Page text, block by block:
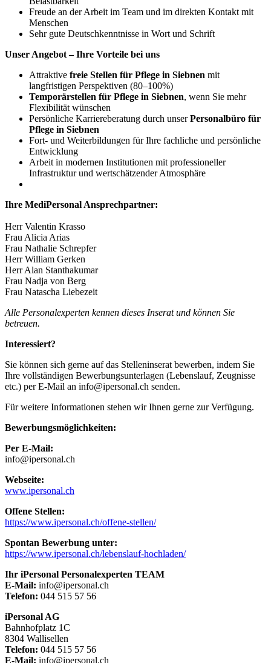
Freude an der Arbeit im Team und im direkten Kontakt mit
Menschen
Sehr gute Deutschkenntnisse in Wort und Schrift
Unser Angebot – Ihre Vorteile bei uns
Attraktive freie Stellen für Pflege in Siebnen mit
langfristigen Perspektiven (80–100%)
Temporärstellen für Pflege in Siebnen, wenn Sie mehr
Flexibilität wünschen
Persönliche Karriereberatung durch unserPersonalbüro für
Pflege in Siebnen
Fort- und Weiterbildungen für Ihre fachliche und persönliche
Entwicklung
Arbeit in modernen Institutionen mit professioneller
Infrastruktur und wertschätzender Atmosphäre
Ihre MediPersonal Ansprechpartner:
Herr Valentin Krasso
Frau Alicia Arias
Frau Nathalie Schrepfer
Herr William Gerken
Herr Alan Stanthakumar
Frau Nadja von Berg
Frau Natascha Liebezeit
Alle Personalexperten kennen dieses Inserat und können Sie
betreuen.
Interessiert?
Sie können sich gerne auf das Stelleninserat bewerben, indem Sie
Ihre vollständigen Bewerbungsunterlagen (Lebenslauf, Zeugnisse
etc.) per E-Mail an info@ipersonal.ch senden.
Für weitere Informationen stehen wir Ihnen gerne zur Verfügung.
Bewerbungsmöglichkeiten:
Per E-Mail:
info@ipersonal.ch
Webseite:
www.ipersonal.ch
Offene Stellen:
https://www.ipersonal.ch/offene-stellen/
Spontan Bewerbung unter:
https://www.ipersonal.ch/lebenslauf-hochladen/
Ihr iPersonal Personalexperten TEAM
E-Mail: info@ipersonal.ch
Telefon: 044 515 57 56
iPersonal AG
Bahnhofplatz 1C
8304 Wallisellen
Telefon: 044 515 57 56
E-Mail: info@ipersonal.ch